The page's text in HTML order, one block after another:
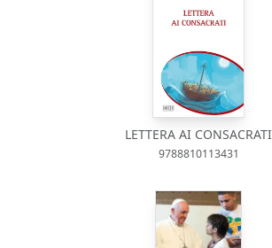
LETTERA AI CONSACRATI
9788810113431